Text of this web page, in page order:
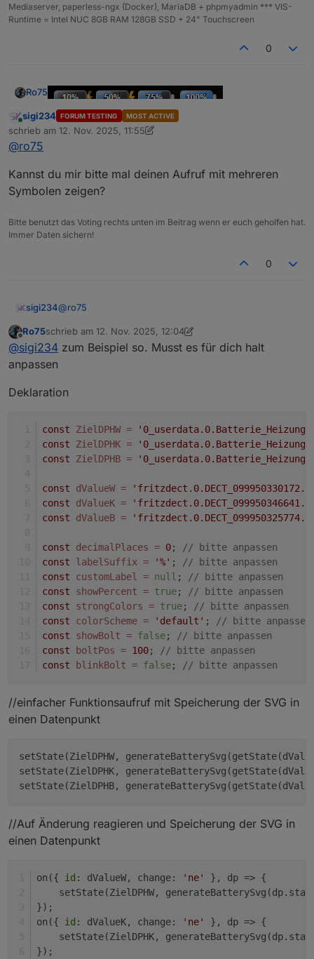
Mediaserver, paperless-ngx (Docker), MariaDB + phpmyadmin *** VIS-
Runtime = Intel NUC 8GB RAM 128GB SSD + 24" Touchscreen
0
Ro75
1.0.6: Sortierung der Parameter, Ladesymbol kann auf
Wunsch sanft blinken, Dokumentation und Beispiel
WICHTIG: Wird der Code ausgetauscht- MUSS der
Online
sigi234 FORUM TESTING MOST ACTIVE
schrieb am 12. Nov. 2025, 11:55
zuletzt editiert von sigi234 11. Dez. 2025, 12:55
@ro75
Kannst du mir bitte mal deinen Aufruf mit mehreren
Symbolen zeigen?
Bitte benutzt das Voting rechts unten im Beitrag wenn er euch geholfen hat.
Immer Daten sichern!
0
sigi234@ro75
Kannst du mir bitte mal deinen Aufruf mit mehreren
Symbolen zeigen?
Offline
Ro75schrieb am 12. Nov. 2025, 12:04
zuletzt editiert von Ro7511. Dez. 2025, 13:05
@sigi234 zum Beispiel so. Musst es für dich halt
anpassen
Deklaration
const ZielDPHW =
const
ZielDPHK =
const
ZielDPHB =
const dValueW =
const
dValueK =
const
dValueB =
const decimalPlaces = 0;
// bitte anpassen
const
labelSuffix = '%' ;
// bitte anpassen
const
customLabel = null ;
// bitte anpassen
const
showPercent = true;
// bitte anpassen
const
strongColors = true;
// bitte anpassen
const
colorScheme = 'default' ;
// bitte anpassen
const
showBolt = false;
// bitte anpassen
const
boltPos = 100;
// bitte anpassen
const
blinkBolt = false; // bitte anpassen
//einfacher Funktionsaufruf mit Speicherung der SVG in
einen Datenpunkt
setState(ZielDPHW,
setState(ZielDPHK,
setState(ZielDPHB,
//Auf Änderung reagieren und Speicherung der SVG in
einen Datenpunkt
on({ id : dValueW, change: 'ne'
}, dp => {
setState(ZielDPHW,
});
on({ id : dValueK, change: 'ne'
}, dp => {
setState(ZielDPHK,
});